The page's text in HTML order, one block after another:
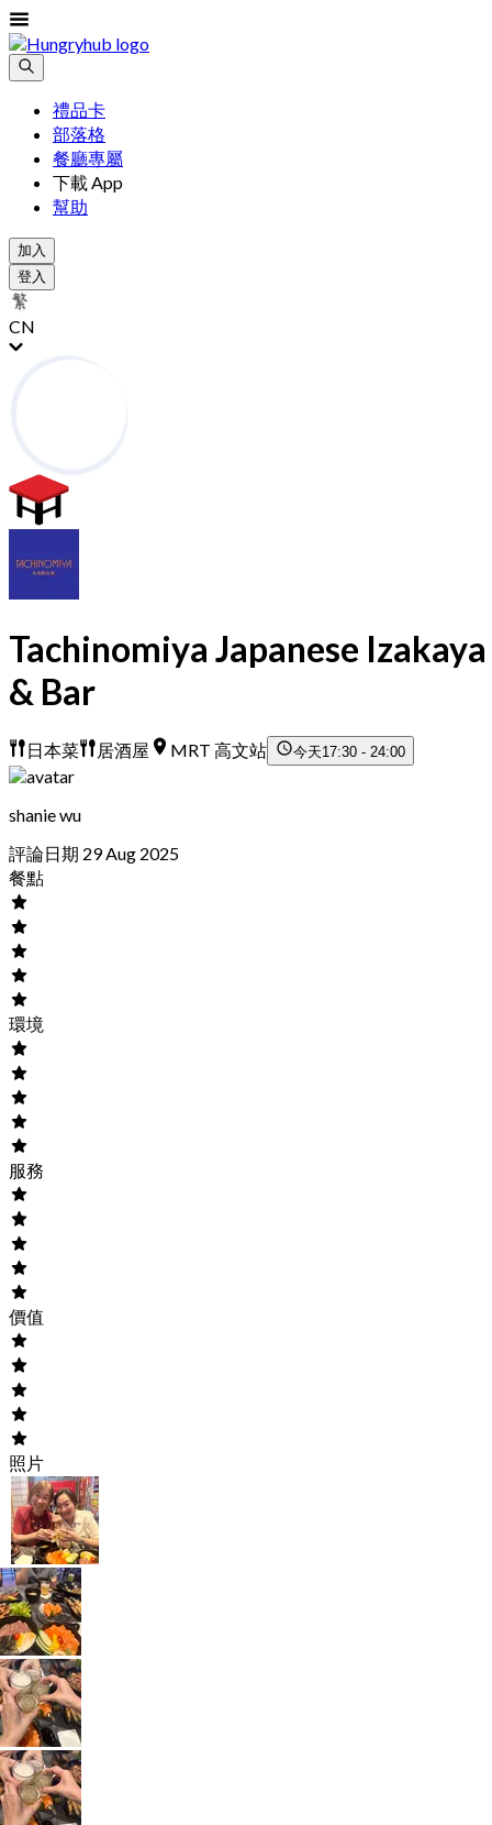
禮品卡
部落格
餐廳專屬
下載 App
幫助
加入
登入
CN
Tachinomiya Japanese Izakaya
& Bar
日本菜 居酒屋 MRT 高文站 今天17:30 - 24:00
shanie wu
評論日期 29 Aug 2025
餐點
環境
服務
價值
照片